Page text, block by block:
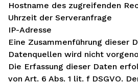
Hostname des zugreifenden
Uhrzeit der Serveranfrage
IP-Adresse
Eine Zusammenführung dieser
Datenquellen wird nicht
Die Erfassung dieser Daten
von Art. 6 Abs. 1 lit. f DSGVO.